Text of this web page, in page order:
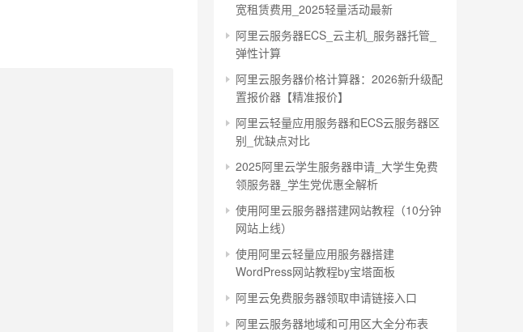
宽租赁费用_2025轻量活动最新
阿里云服务器ECS_云主机_服务器托管_
弹性计算
阿里云服务器价格计算器：2026新升级配
置报价器【精准报价】
阿里云轻量应用服务器和ECS云服务器区
别_优缺点对比
2025阿里云学生服务器申请_大学生免费
领服务器_学生党优惠全解析
使用阿里云服务器搭建网站教程（10分钟
网站上线）
使用阿里云轻量应用服务器搭建
WordPress网站教程by宝塔面板
阿里云免费服务器领取申请链接入口
阿里云服务器地域和可用区大全分布表